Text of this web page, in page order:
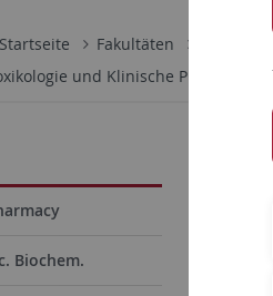
Startseite Fakultäten
und Klinische Pharmazie
Biochem.
Tel.: (+49